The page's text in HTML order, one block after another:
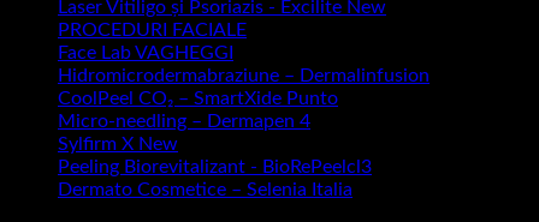
Laser Vitiligo și Psoriazis - Excilite
PROCEDURI FACIALE
Face Lab VAGHEGGI
Hidromicrodermabraziune – Dermalinfusion
CoolPeel CO₂ – SmartXide Punto
Micro-needling – Dermapen 4
Sylfirm X
Peeling Biorevitalizant - BioRePeelcl3
Dermato Cosmetice – Selenia Italia